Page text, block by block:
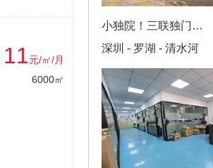
11元/㎡/月
6000㎡
小独院！三联独门独院上下两层2350平租金25元合同
深圳 - 罗湖 - 清水河